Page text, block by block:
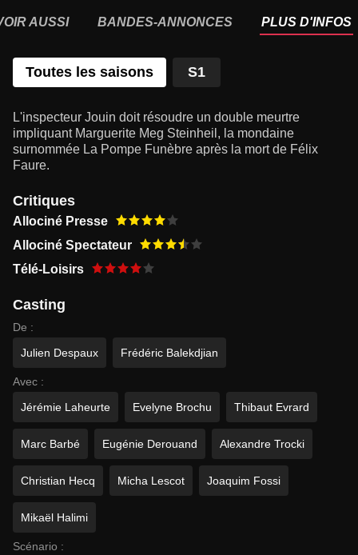
AUSSI BANDES-ANNONCES PLUS D'INFOS
Toutes les saisons S1
L'inspecteur Jouin doit résoudre un double meurtre
impliquant Marguerite Meg Steinheil, la mondaine
surnommée La Pompe Funèbre après la mort de Félix
Faure.
Critiques
Allociné Presse
Allociné Spectateur
Télé-Loisirs
Casting
De :
Julien Despaux
Frédéric Balekdjian
Avec :
Jérémie Laheurte
Evelyne Brochu Thibaut Evrard
Marc Barbé Eugénie Derouand Alexandre Trocki
Christian Hecq Micha Lescot Joaquim Fossi
Mikaël Halimi
Scénario :